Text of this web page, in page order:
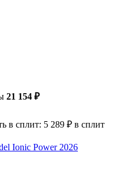
21 154 ₽
в сплит: 5 289 ₽ в сплит
Ionic Power 2026